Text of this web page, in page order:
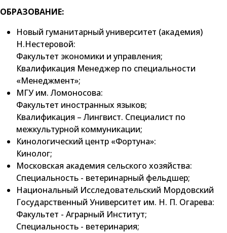
ОБРАЗОВАНИЕ:
Новый гуманитарный университет (академия)
Н.Нестеровой:
Факультет экономики и управления;
Квалификация Менеджер по специальности
«Менеджмент»;
МГУ им. Ломоносова:
Факультет иностранных языков;
Квалификация – Лингвист. Специалист по
межкультурной коммуникации;
Кинологический центр «Фортуна»:
Кинолог;
Московская академия сельского хозяйства:
Специальность - ветеринарный фельдшер;
Национальный Исследовательский Мордовский
Государственный Университет им. Н. П. Огарева:
Факультет - Аграрный Институт;
Специальность - ветеринария;